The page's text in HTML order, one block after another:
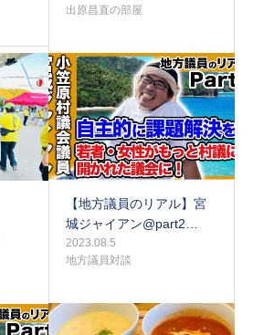
出原昌直の部屋
【地方議員のリアル】宮
城ジャイアン@part2…
2023.08.5
地方議員対談